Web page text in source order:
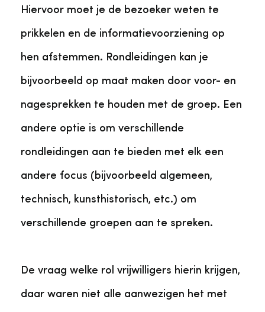
Hiervoor moet je de bezoeker weten te
prikkelen en de informatievoorziening op
hen afstemmen. Rondleidingen kan je
bijvoorbeeld op maat maken door voor- en
nagesprekken te houden met de groep. Een
andere optie is om verschillende
rondleidingen aan te bieden met elk een
andere focus (bijvoorbeeld algemeen,
technisch, kunsthistorisch, etc.) om
verschillende groepen aan te spreken.
De vraag welke rol vrijwilligers hierin krijgen,
daar waren niet alle aanwezigen het met